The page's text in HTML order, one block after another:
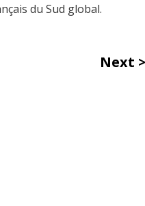
du Sud global.
Next